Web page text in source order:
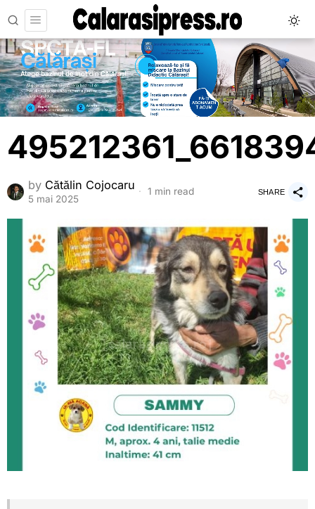
by Cătălin Cojocaru
5 mai 2025
1 min read SHARE